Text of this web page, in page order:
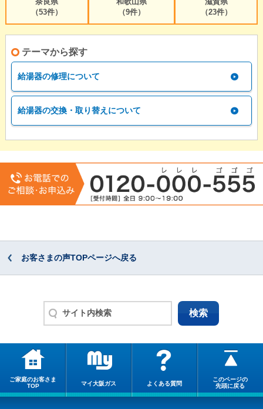
（53件）
（9件）
（23件）
テーマから探す
給湯器の修理について
給湯器の交換・取り替えについて
お客さまの声TOPページへ戻る
ご家庭のお客さま
TOP
マイ大阪ガス よくある質問
このページの
先頭に戻る